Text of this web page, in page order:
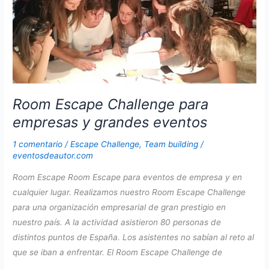
cualquier
lugar
de
España
Room Escape Challenge para
empresas y grandes eventos
1 comentario /Escape Challenge, Team building /
eventosdeautor.com
Room Escape Room Escape para eventos de empresa y en
cualquier lugar. Realizamos nuestro Room Escape Challenge
para una organización empresarial de gran prestigio en
nuestro país. A la actividad asistieron 80 personas de
distintos puntos de España. Los asistentes no sabían al reto al
que se iban a enfrentar. El Room Escape Challenge de